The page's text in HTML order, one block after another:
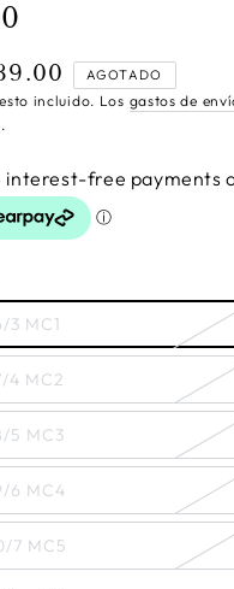
AGOTADO
incluido. Los gastos de
3 MC1
4 MC2
5 MC3
6 MC4
7 MC5